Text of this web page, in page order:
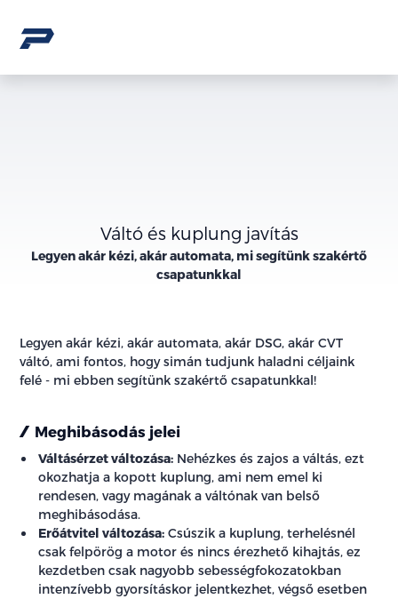
Váltó és kuplung javítás
Legyen akár kézi, akár automata, mi segítünk szakértő
csapatunkkal
Legyen akár kézi, akár automata, akár DSG, akár CVT
váltó, ami fontos, hogy simán tudjunk haladni céljaink
felé - mi ebben segítünk szakértő csapatunkkal!
Meghibásodás jelei
Váltásérzet változása: Nehézkes és zajos a váltás, ezt
okozhatja a kopott kuplung, ami nem emel ki
rendesen, vagy magának a váltónak van belső
meghibásodása.
Erőátvitel változása: Csúszik a kuplung, terhelésnél
csak felpörög a motor és nincs érezhető kihajtás, ez
kezdetben csak nagyobb sebességfokozatokban
intenzívebb gyorsításkor jelentkezhet, végső esetben